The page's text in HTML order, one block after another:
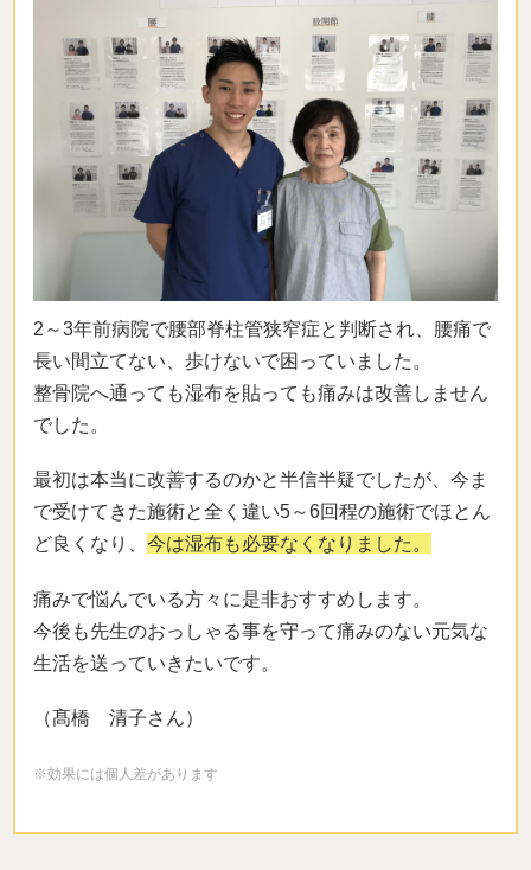
2～3年前病院で腰部脊柱管狭窄症と判断され、腰痛で
長い間立てない、歩けないで困っていました。
整骨院へ通っても湿布を貼っても痛みは改善しません
でした。
最初は本当に改善するのかと半信半疑でしたが、今ま
で受けてきた施術と全く違い5～6回程の施術でほとん
ど良くなり、 今は湿布も必要なくなりました。
痛みで悩んでいる方々に是非おすすめします。
今後も先生のおっしゃる事を守って痛みのない元気な
生活を送っていきたいです。
（髙橋 清子さん）
※効果には個人差があります